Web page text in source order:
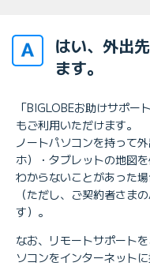
はい、外出
ます。
「BIGLOBEお助けサポー
もご利用いただけます。
ノートパソコンを持って
ホ）・タブレットの地図
わからないことがあった
（ただし、ご契約者さま
す）。
なお、リモートサポート
ソコンをインターネット